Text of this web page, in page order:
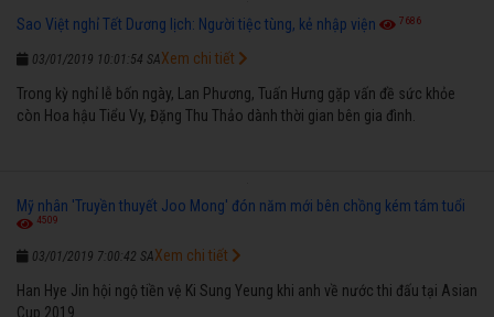
Sao Việt nghỉ Tết Dương lịch: Người tiệc tùng, kẻ nhập viện 7686
03/01/2019 10:01:54 SA
Trong kỳ nghỉ lễ bốn ngày, Lan Phương, Tuấn Hưng gặp vấn đề sức khỏe
còn Hoa hậu Tiểu Vy, Đặng Thu Thảo dành thời gian bên gia đình.
Xem chi tiết
Mỹ nhân 'Truyền thuyết Joo Mong' đón năm mới bên chồng kém tám tuổi
4509
03/01/2019 7:00:42 SA
Han Hye Jin hội ngộ tiền vệ Ki Sung Yeung khi anh về nước thi đấu tại Asian
Cup 2019.
Xem chi tiết